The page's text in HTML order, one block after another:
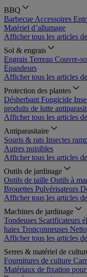
BBQ
Barbecue Accessoires
Matériel d’allumage
Afficher tous les articles
Sol & engrais
Engrais Terreau Couvre-
Épandeurs
Afficher tous les articles
Protection des plantes
Désherbant Fongicide
produits de lutte
Afficher tous les articles
Antiparasitaire
Souris & rats Insectes
Autres nuisibles
Afficher tous les articles
Outils de jardinage
Outils de taille Outils à
Brouettes Pulvérisateurs
Afficher tous les articles
Machines de jardinage
Tondeuses Scarificateurs
haies Tronçonneuses
Afficher tous les articles
Serres & matériel de
Fournitures de culture
Matériaux de fixation pour